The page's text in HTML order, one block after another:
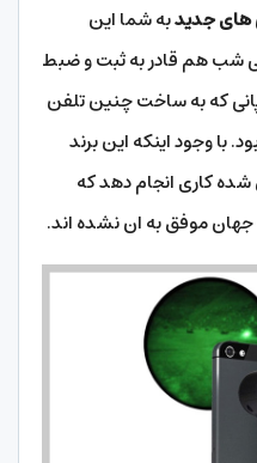
های جدیدبه شما این
شب هم قادر به ثبت و ضبط
که به ساخت چنین تلفن
با وجود اینکه این برند
کاری انجام دهد که
جهان موفق به ان نشده اند.